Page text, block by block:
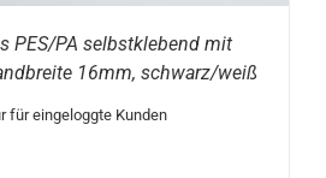
PES/PA selbstklebend mit
16mm, schwarz/weiß
für eingeloggte Kunden